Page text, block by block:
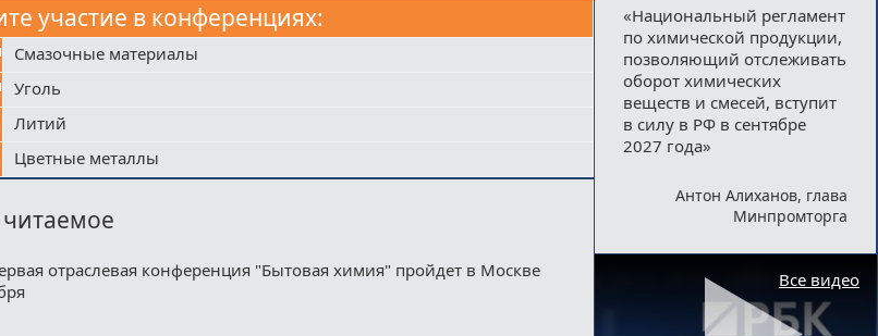
участие в конференциях:
Смазочные материалы
Уголь
Литий
Цветные металлы
отраслевая конференция "Бытовая химия" пройдет в Москве
«Национальный регламент
по химической продукции,
позволяющий отслеживать
оборот химических
веществ и смесей, вступит
в силу в РФ в сентябре
2027 года»
Антон Алиханов, глава
Минпромторга
Все видео